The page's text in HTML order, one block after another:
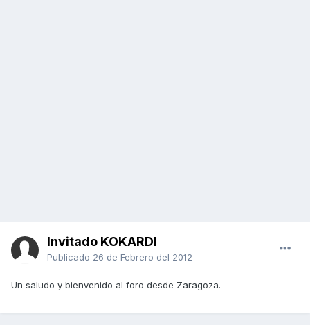
Invitado KOKARDI
Publicado 26 de Febrero del 2012
Un saludo y bienvenido al foro desde Zaragoza.